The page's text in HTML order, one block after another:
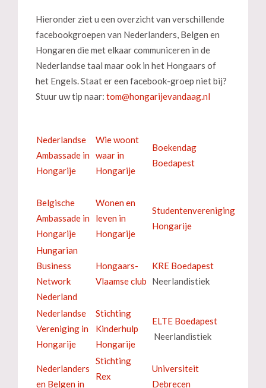
Hieronder ziet u een overzicht van verschillende
facebookgroepen van Nederlanders, Belgen en
Hongaren die met elkaar communiceren in de
Nederlandse taal maar ook in het Hongaars of
het Engels. Staat er een facebook-groep niet bij?
Stuur uw tip naar:
Nederlandse
Ambassade in
Hongarije
Wie woont
waar in
Hongarije
Boekendag
Boedapest
Belgische
Ambassade in
Hongarije
Wonen en
leven in
Hongarije
Studentenvereniging
Hongarije
Hungarian
Business
Network
Nederland
Hongaars-
Vlaamse club
KRE Boedapest
Neerlandistiek
Nederlandse
Vereniging in
Hongarije
Stichting
Kinderhulp
Hongarije
ELTE Boedapest
Neerlandistiek
Nederlanders
en Belgen in
Stichting
Rex
Universiteit
Debrecen